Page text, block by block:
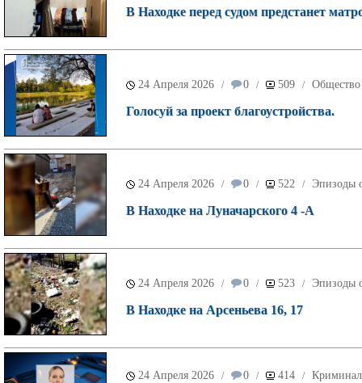
В Находке перед судом предстанет
24 Апреля 2026 / 0 / 509 / Общество
Голосуй за проект благоустройства.
24 Апреля 2026 / 0 / 522 / Эпизоды
В Находке на Луначарского 4 -А
24 Апреля 2026 / 0 / 523 / Эпизоды
В Находке на Арсеньева 16, 17
24 Апреля 2026 / 0 / 414 / Криминал